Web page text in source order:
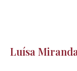
Luísa Miranda